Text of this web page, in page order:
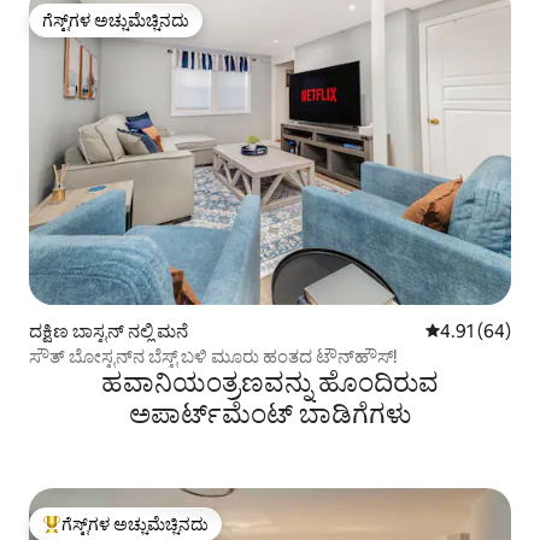
ಗೆಸ್ಟ್‌ಗಳ ಅಚ್ಚುಮೆಚ್ಚಿನದು
ಗೆಸ್ಟ್‌ಗಳ ಅಚ್ಚುಮೆಚ್ಚಿನದು
ದಕ್ಷಿಣ ಬಾಸ್ಟನ್ ನಲ್ಲಿ ಮನೆ 5 ರಲ್ಲಿ 4.91
4.91 (64)
ಸೌತ್ ಬೋಸ್ಟನ್‌ನ ಬೆಸ್ಟ್ ಬಳಿ ಮೂರು ಹಂತದ ಟೌನ್‌ಹೌಸ್!
ಹವಾನಿಯಂತ್ರಣವನ್ನು ಹೊಂದಿರುವ
ಅಪಾರ್ಟ್‌ಮೆಂಟ್‌ ಬಾಡಿಗೆಗಳು
ಗೆಸ್ಟ್‌ಗಳಿಗೆ ಅತಿ ಹೆಚ್ಚು ಅಚ್ಚುಮೆಚ್ಚಿನದು
ಗೆಸ್ಟ್‌ಗಳ ಅಚ್ಚುಮೆಚ್ಚಿನದು